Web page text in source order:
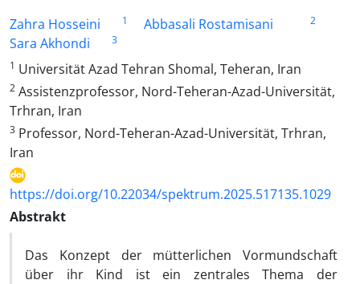
Zahra Hosseini
1 Abbasali Rostamisani 2
Sara Akhondi
3
1 Universität Azad Tehran Shomal, Teheran, Iran
2 Assistenzprofessor, Nord-Teheran-Azad-Universität,
Trhran, Iran
3 Professor, Nord-Teheran-Azad-Universität, Trhran,
Iran
https://doi.org/10.22034/spektrum.2025.517135.1029
Abstrakt
Das Konzept der mütterlichen Vormundschaft
über ihr Kind ist ein zentrales Thema der